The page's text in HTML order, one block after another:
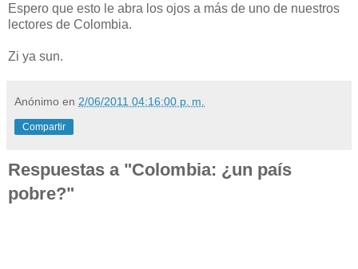
Espero que esto le abra los ojos a más de uno de nuestros
lectores de Colombia.
Zi ya sun.
Anónimo en 2/06/2011 04:16:00 p. m.
Compartir
Respuestas a "Colombia: ¿un país
pobre?"